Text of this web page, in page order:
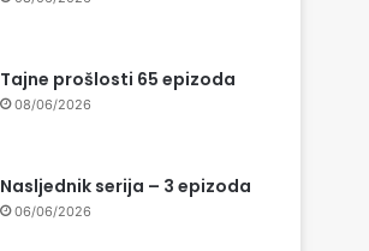
Tajne prošlosti 65 epizoda
08/06/2026
Nasljednik serija – 3 epizoda
06/06/2026